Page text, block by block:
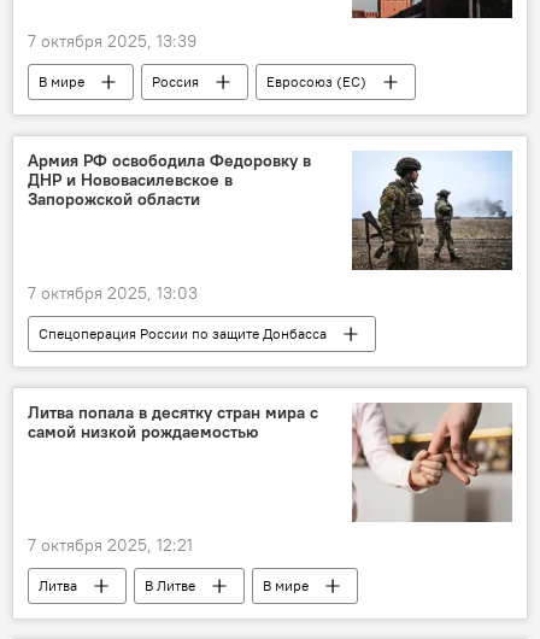
7 октября 2025, 13:39
В мире Россия
Евросоюз (ЕС)
Дмитрий Песков
Политика
Общество
санкции
Санкции против России на фоне ситуации на Украине
Армия РФ освободила Федоровку в
ДНР и Нововасилевское в
Запорожской области
7 октября 2025, 13:03
Спецоперация России по защите Донбасса
В мире
Россия
Украина
ВС РФ
Минобороны РФ
армия России
освобождение
Литва попала в десятку стран мира с
самой низкой рождаемостью
7 октября 2025, 12:21
Литва В Литве
В мире
демография
дети
Общество